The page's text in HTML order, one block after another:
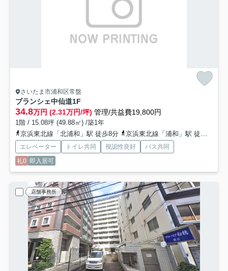
さいたま市浦和区常盤
ブランシェ中仙道1F
34.8万円 (2.31万円/坪) 管理/共益費19,800円
1階 / 15.08坪 (49.88㎡) /築1年
京浜東北線「北浦和」駅 徒歩8分
京浜東北線「浦和」駅 徒歩14分
エレベーター トイレ共同 視認性良好
バス共同
礼0 即入居可
店舗事務所